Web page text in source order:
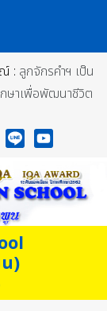
: ลูกจักรคำฯ เป็น
ษาเพื่อพัฒนาชีวิต
)